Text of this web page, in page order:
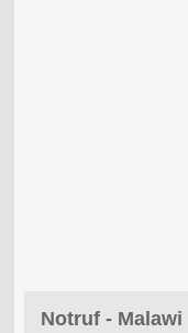
Notruf - Malawi